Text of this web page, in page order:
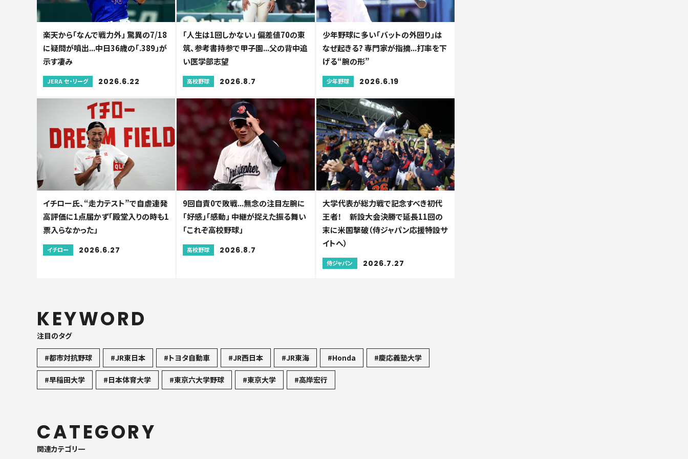
楽天から「なんで戦力外」 驚異の7/18
に疑問が噴出...中日36歳の「.389」が
示す凄み
JERA セ・リーグ 2026.6.22
「人生は1回しかない」 偏差値70の東
筑、参考書持参で甲子園...父の背中追
い医学部志望
高校野球 2026.8.7
少年野球に多い「バットの外回り」は
なぜ起きる? 専門家が指摘...打率を下
げる“腕の形”
少年野球 2026.6.19
イチロー氏、“走力テスト”で自虐連発
高評価に1点届かず「殿堂入りの時も1
票入らなかった」
イチロー 2026.6.27
9回自責0で敗戦...無念の注目左腕に
「好感」「感動」 中継が捉えた振る舞い
「これぞ高校野球」
高校野球 2026.8.7
大学代表が総力戦で記念すべき初代
王者！ 新設大会決勝で延長11回の
末に米国撃破（侍ジャパン応援特設サ
イトへ）
侍ジャパン 2026.7.27
KEYWORD
注目のタグ
#都市対抗野球 #JR東日本 #トヨタ自動車 #JR西日本 #JR東海 #Honda #慶応義塾大学
#早稲田大学 #日本体育大学 #東京六大学野球 #東京大学 #高岸宏行
CATEGORY
関連カテゴリ一